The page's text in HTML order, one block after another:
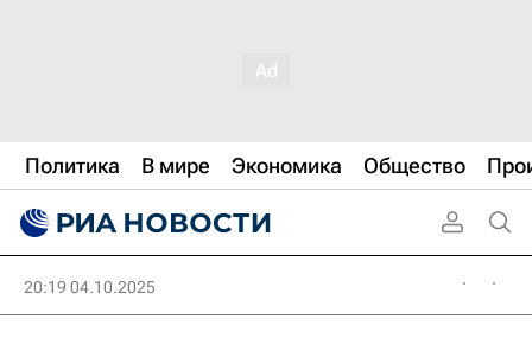
Политика В мире Экономика Общество
20:19 04.10.2025